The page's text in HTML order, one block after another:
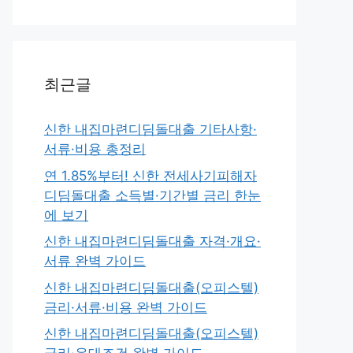
최근글
신한 내집마련디딤돌대출 기타사항·
서류·비용 총정리
연 1.85%부터! 신한 전세사기피해자
디딤돌대출 소득별·기간별 금리 한눈
에 보기
신한 내집마련디딤돌대출 자격·개요·
서류 완벽 가이드
신한 내집마련디딤돌대출(오피스텔)
금리·서류·비용 완벽 가이드
신한 내집마련디딤돌대출(오피스텔)